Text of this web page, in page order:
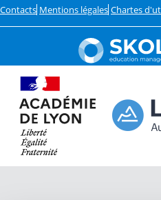
Contacts Mentions légales Chartes